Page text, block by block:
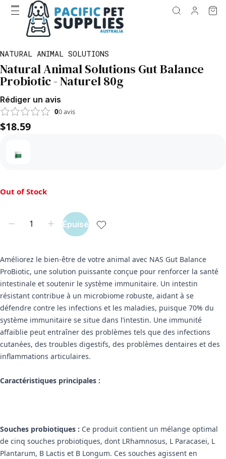
NATURAL ANIMAL SOLUTIONS
Natural Animal Solutions Gut Balance
Probiotic - Naturel 80g
Rédiger un avis
00avis
$18.59
Out of Stock
Épuisé
Améliorez le bien-être de votre animal avec NAS Gut Balance
ProBiotic, une solution puissante conçue pour renforcer la santé
intestinale et soutenir le système immunitaire. Un intestin
résistant contribue à un microbiome robuste, aidant à se
défendre contre les infections et les maladies, puisque 70% du
système immunitaire se situe dans l’intestin. Une immunité
affaiblie peut entraîner des problèmes tels que des infections
cutanées, des troubles digestifs, des problèmes dentaires et des
inflammations articulaires.
Caractéristiques principales :
Souches probiotiques : Ce produit contient un mélange optimal
de cinq souches probiotiques, dont LRhamnosus, L Paracasei, L
Plantarum, B Lactis et B Longum. Ces souches agissent en